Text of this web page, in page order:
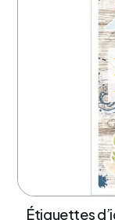
Étiquettes